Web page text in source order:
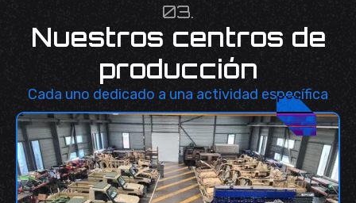
03.
Nuestros centros de
producción
Cada uno dedicado a una actividad específica